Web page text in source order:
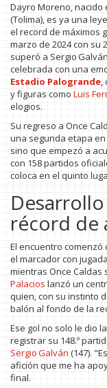
Dayro Moreno, nacido
(Tolima), es ya una
el record de máximos
marzo de 2024 con su
superó a Sergio
celebrada con una
Estadio Palogrande,
y figuras como Luis
elogios.
Su regreso a Once
una segunda etapa
sino que empezó a
con 158 partidos
coloca en el quinto
récord de
El encuentro comenzó
el marcador con
mientras Once Caldas
Palacios lanzó un
quien, con su instinto
balón al fondo de la
Ese gol no solo le dio
registrar su 148.º
Sergio Galván (147).
afición que me ha
final.